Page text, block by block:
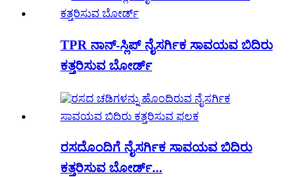
TPR ನಾನ್-ಸ್ಲಿಪ್ ನೈಸರ್ಗಿಕ ಸಾವಯವ ಬಿದಿರು
ಕತ್ತರಿಸುವ ಬೋರ್ಡ್
ರಸದೊಂದಿಗೆ ನೈಸರ್ಗಿಕ ಸಾವಯವ ಬಿದಿರು
ಕತ್ತರಿಸುವ ಬೋರ್ಡ್...